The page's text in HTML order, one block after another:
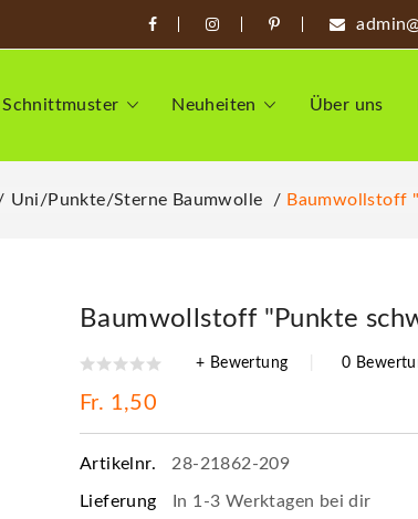
Schnittmuster Neuheiten Über uns
Uni/Punkte/Sterne Baumwolle Baumwollstoff
Baumwollstoff "Punkte
+ Bewertung 0
Fr. 1,50
Artikelnr. 28-21862-209
Lieferung In 1-3 Werktagen bei dir